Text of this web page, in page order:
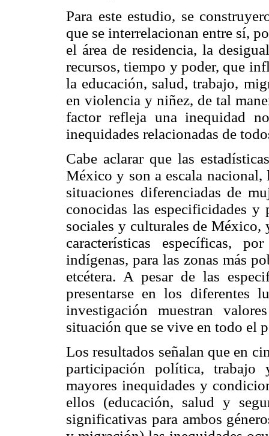
Para este estudio, se
que se interrelacionan entre sí,
el área de residencia, la
recursos, tiempo y poder, que
la educación, salud, trabajo,
en violencia y niñez, de tal
factor refleja una inequidad
inequidades relacionadas de
Cabe aclarar que las
México y son a escala nacional,
situaciones diferenciadas de
conocidas las especificidades y
sociales y culturales de
características específicas,
indígenas, para las zonas más
etcétera. A pesar de las
presentarse en los diferentes
investigación muestran
situación que se vive en todo el
Los resultados señalan que en
participación política, trabajo
mayores inequidades y
ellos (educación, salud y
significativas para ambos